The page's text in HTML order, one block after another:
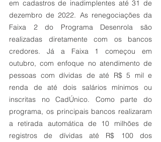
em cadastros de inadimplentes até 31 de
dezembro de 2022. As renegociações da
Faixa 2 do Programa Desenrola são
realizadas diretamente com os bancos
credores. Já a Faixa 1 começou em
outubro, com enfoque no atendimento de
pessoas com dívidas de até R$ 5 mil e
renda de até dois salários mínimos ou
inscritas no CadÚnico. Como parte do
programa, os principais bancos realizaram
a retirada automática de 10 milhões de
registros de dívidas até R$ 100 dos